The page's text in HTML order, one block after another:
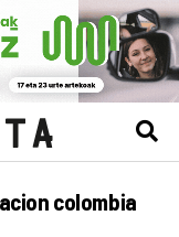
colombia